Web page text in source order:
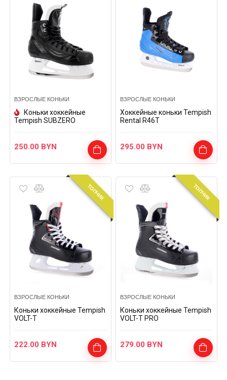
ВЗРОСЛЫЕ КОНЬКИ
Коньки хоккейные
Tempish SUBZERO
250.00 BYN
ВЗРОСЛЫЕ КОНЬКИ
Хоккейные коньки Tempish
Rental R46T
295.00 BYN
ТОПЧИК
ВЗРОСЛЫЕ КОНЬКИ
Коньки хоккейные Tempish
VOLT-T
222.00 BYN
ТОПЧИК
ВЗРОСЛЫЕ КОНЬКИ
Коньки хоккейные Tempish
VOLT-T PRO
279.00 BYN